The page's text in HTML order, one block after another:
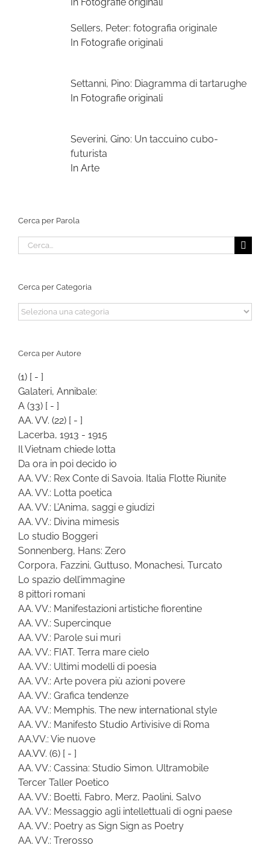
Sellers, Peter: fotografia originale
In Fotografie originali
Settanni, Pino: Diagramma di tartarughe
In Fotografie originali
Severini, Gino: Un taccuino cubo-
futurista
In Arte
Cerca per Parola
Cerca
per:
Cerca per Categoria
Cerca
per
Cerca per Autore
(1) [ - ]
Galateri, Annibale:
A (33) [ - ]
AA. VV. (22) [ - ]
Lacerba, 1913 - 1915
Il Vietnam chiede lotta
Da ora in poi decido io
AA. VV.: Rex Conte di Savoia. Italia Flotte Riunite
AA. VV.: Lotta poetica
AA. VV.: L’Anima, saggi e giudizi
AA. VV.: Divina mimesis
Lo studio Boggeri
Sonnenberg, Hans: Zero
Corpora, Fazzini, Guttuso, Monachesi, Turcato
Lo spazio dell’immagine
8 pittori romani
AA. VV.: Manifestazioni artistiche fiorentine
AA. VV.: Supercinque
AA. VV.: Parole sui muri
AA. VV.: FIAT. Terra mare cielo
AA. VV.: Ultimi modelli di poesia
AA. VV.: Arte povera più azioni povere
AA. VV.: Grafica tendenze
AA. VV.: Memphis. The new international style
AA. VV.: Manifesto Studio Artivisive di Roma
AA.VV.: Vie nuove
AA.VV. (6) [ - ]
AA. VV.: Cassina: Studio Simon. Ultramobile
Tercer Taller Poetico
AA. VV.: Boetti, Fabro, Merz, Paolini, Salvo
AA. VV.: Messaggio agli intellettuali di ogni paese
AA. VV.: Poetry as Sign Sign as Poetry
AA. VV.: Trerosso